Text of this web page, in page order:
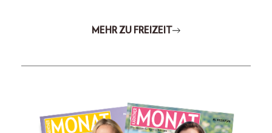
MEHR ZU FREIZEIT